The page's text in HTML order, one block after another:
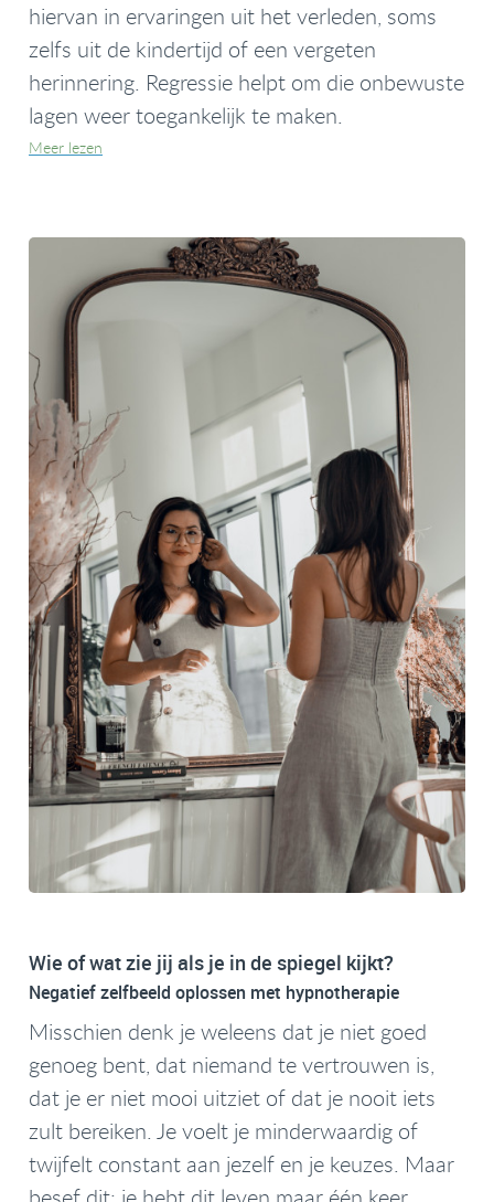
hiervan in ervaringen uit het verleden, soms
zelfs uit de kindertijd of een vergeten
herinnering. Regressie helpt om die onbewuste
lagen weer toegankelijk te maken.
Meer lezen
Wie of wat zie jij als je in de spiegel kijkt?
Negatief zelfbeeld oplossen met hypnotherapie
Misschien denk je weleens dat je niet goed
genoeg bent, dat niemand te vertrouwen is,
dat je er niet mooi uitziet of dat je nooit iets
zult bereiken. Je voelt je minderwaardig of
twijfelt constant aan jezelf en je keuzes. Maar